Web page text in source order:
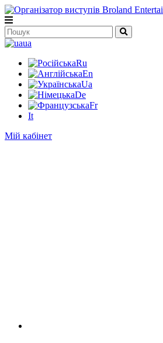
ua
Ru
En
Ua
De
Fr
It
Мій кабінет